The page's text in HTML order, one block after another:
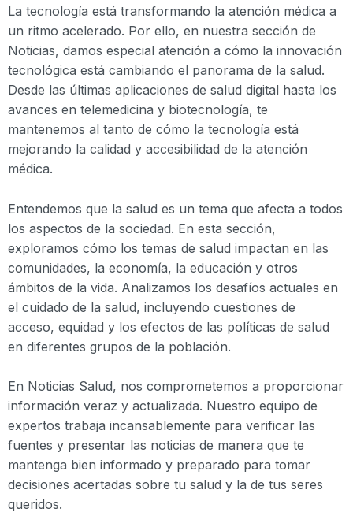
La tecnología está transformando la atención médica a
un ritmo acelerado. Por ello, en nuestra sección de
Noticias, damos especial atención a cómo la innovación
tecnológica está cambiando el panorama de la salud.
Desde las últimas aplicaciones de salud digital hasta los
avances en telemedicina y biotecnología, te
mantenemos al tanto de cómo la tecnología está
mejorando la calidad y accesibilidad de la atención
médica.
Entendemos que la salud es un tema que afecta a todos
los aspectos de la sociedad. En esta sección,
exploramos cómo los temas de salud impactan en las
comunidades, la economía, la educación y otros
ámbitos de la vida. Analizamos los desafíos actuales en
el cuidado de la salud, incluyendo cuestiones de
acceso, equidad y los efectos de las políticas de salud
en diferentes grupos de la población.
En Noticias Salud, nos comprometemos a proporcionar
información veraz y actualizada. Nuestro equipo de
expertos trabaja incansablemente para verificar las
fuentes y presentar las noticias de manera que te
mantenga bien informado y preparado para tomar
decisiones acertadas sobre tu salud y la de tus seres
queridos.